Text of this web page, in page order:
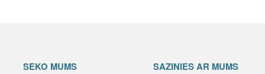
SEKO MUMS SAZINIES AR MUMS